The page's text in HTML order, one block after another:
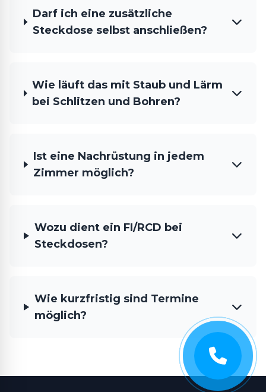
Darf ich eine zusätzliche
Steckdose selbst anschließen?
Wie läuft das mit Staub und Lärm
bei Schlitzen und Bohren?
Ist eine Nachrüstung in jedem
Zimmer möglich?
Wozu dient ein FI/RCD bei
Steckdosen?
Wie kurzfristig sind Termine
möglich?